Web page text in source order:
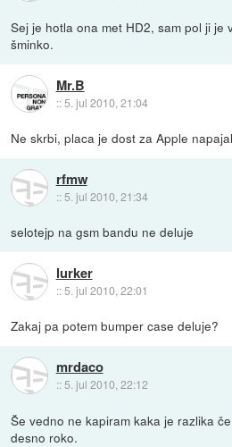
Sej je hotla ona met HD2, sam pol ji je
šminko.
Mr.B
::5. jul 2010, 21:04
Ne skrbi, placa je dost za Apple
rfmw
:: 5. jul 2010, 21:34
selotejp na gsm bandu ne deluje
lurker
::5. jul 2010, 22:01
Zakaj pa potem bumper case deluje?
mrdaco
:: 5. jul 2010, 22:12
Še vedno ne kapiram kaka je razlika
desno roko.